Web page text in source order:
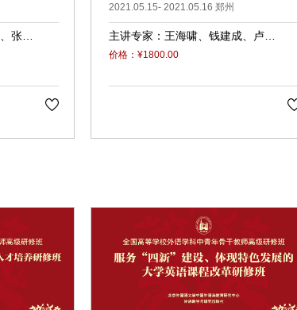
张春
2021.05.15- 2021.05.16 郑州
主讲专家： 王海啸 钱建成
卢凤
香
张春敏 徐春华
价格：¥1800.00